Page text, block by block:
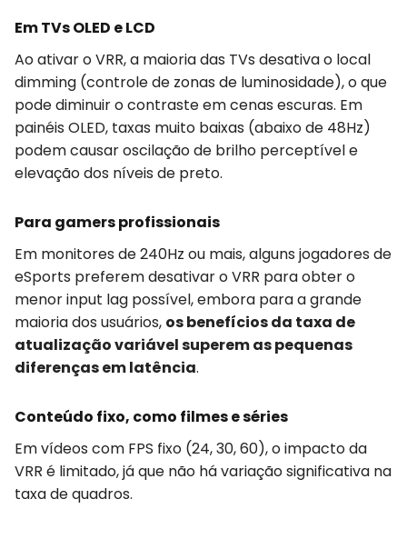
Em TVs OLED e LCD
Ao ativar o VRR, a maioria das TVs desativa o local
dimming (controle de zonas de luminosidade), o que
pode diminuir o contraste em cenas escuras. Em
painéis OLED, taxas muito baixas (abaixo de 48Hz)
podem causar oscilação de brilho perceptível e
elevação dos níveis de preto.
Para gamers profissionais
Em monitores de 240Hz ou mais, alguns jogadores de
eSports preferem desativar o VRR para obter o
menor input lag possível, embora para a grande
maioria dos usuários, os benefícios da taxa de
atualização variável superem as pequenas
diferenças em latência.
Conteúdo fixo, como filmes e séries
Em vídeos com FPS fixo (24, 30, 60), o impacto da
VRR é limitado, já que não há variação significativa na
taxa de quadros.